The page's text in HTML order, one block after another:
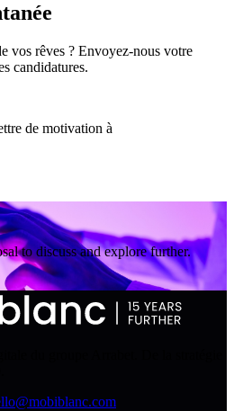
vos rêves ? Envoyez-nous votre
candidatures.
de motivation à
to discuss and explore further.